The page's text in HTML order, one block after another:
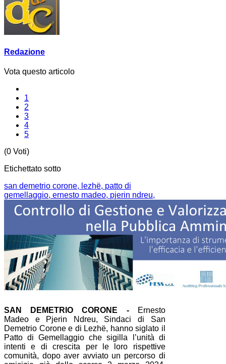
Redazione
Vota questo articolo
1
2
3
4
5
(0 Voti)
Etichettato sotto
san demetrio corone, lezhë, patto di
gemellaggio, ernesto madeo, pjerin ndreu,
SAN DEMETRIO CORONE -Ernesto
Madeo e Pjerin Ndreu, Sindaci di San
Demetrio Corone e di Lezhë, hanno siglato il
Patto di Gemellaggio che sigilla l’unità di
intenti e di crescita per le loro rispettive
comunità, dopo aver avviato un percorso di